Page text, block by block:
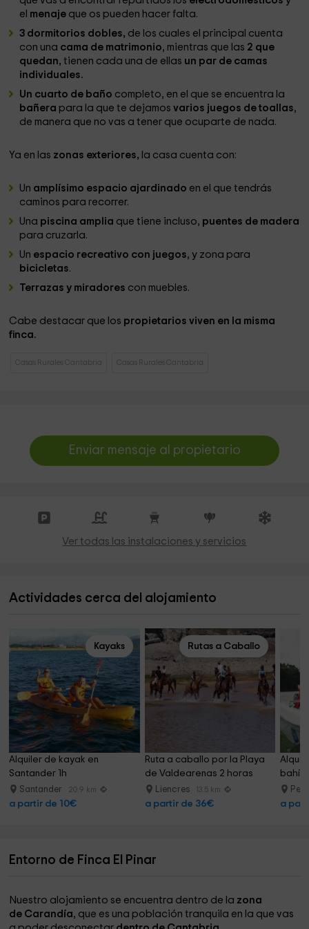
el menaje que os pueden hacer falta.
3 dormitorios dobles, de los cuales el principal cuenta
con una cama de matrimonio, mientras que las 2 que
quedan, tienen cada una de ellas un par de camas
individuales.
Un cuarto de baño completo, en el que se encuentra la
bañera para la que te dejamosvarios juegos de toallas,
de manera que no vas a tener que ocuparte de nada.
Ya en las zonas exteriores, la casa cuenta con:
Un amplísimo espacio ajardinado en el que tendrás
caminos para recorrer.
Una piscina amplia que tiene incluso, puentes de madera
para cruzarla.
Un espacio recreativo con juegos, y zona para
bicicletas.
Terrazas y miradores con muebles.
Cabe destacar que los propietarios viven en la misma
finca.
Casas Rurales Cantabria Casas Rurales Cantabria
Enviar mensaje al propietario
Ver todas las instalaciones y servicios
Actividades cerca del alojamiento
Kayaks
Alquiler de kayak en
Santander 1h
Santander 20.9 km
a partir de 10€
Rutas a Caballo
Ruta a caballo por la Playa
de Valdearenas 2 horas
Liencres 13.5 km
a partir de 36€
bahía
a
Entorno de Finca El Pinar
Nuestro alojamiento se encuentra dentro de la zona
de Carandía, que es una población tranquila en la que vas